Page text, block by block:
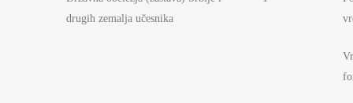
drugih zemalja učesnika